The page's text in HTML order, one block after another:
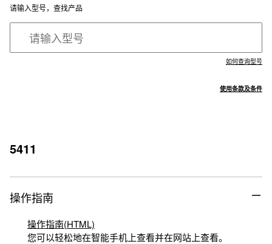
请输入型号，查找产品
如何查询型号
使用条款及条件
5411
操作指南
操作指南(HTML)
您可以轻松地在智能手机上查看并在网站上查看。